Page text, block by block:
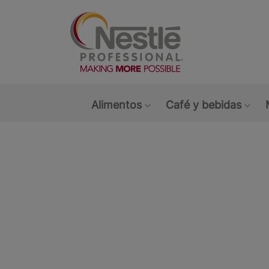
Alimentos
Show submenu:
Café y bebidas